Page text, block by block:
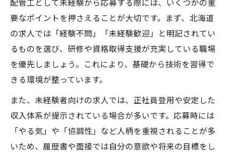
要なポイントを押さえることが大切です。まず、北海道
の求人では「経験不問」「未経験歓迎」と明記されてい
るものを選び、研修や資格取得支援が充実している職場
を優先しましょう。これにより、基礎から技術を習得で
きる環境が整っています。
また、未経験者向けの求人では、正社員登用や安定した
収入体系が提示されている場合が多いです。応募時には
「やる気」や「協調性」など人柄を重視されることが多
いため、履歴書や面接では自分の意欲や将来の目標をし